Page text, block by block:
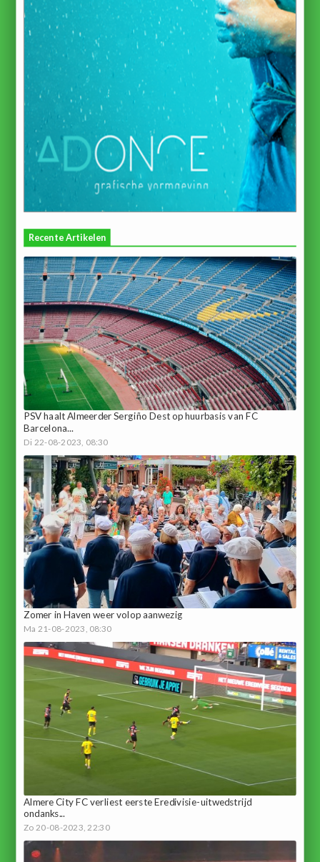
Recente Artikelen
PSV haalt Almeerder Sergiño Dest op huurbasis van FC
Barcelona...
Di 22-08-2023, 08:30
Zomer in Haven weer volop aanwezig
Ma 21-08-2023, 08:30
Almere City FC verliest eerste Eredivisie-uitwedstrijd
ondanks...
Zo 20-08-2023, 22:30